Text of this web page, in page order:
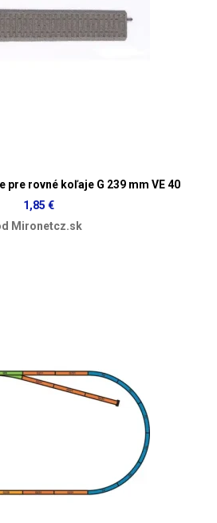
pre rovné koľaje G 239 mm VE 40
1,85 €
Mironetcz.sk